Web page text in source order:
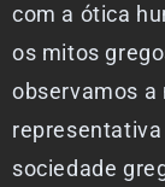
com a ótica
os mitos
observamos a
sociedade